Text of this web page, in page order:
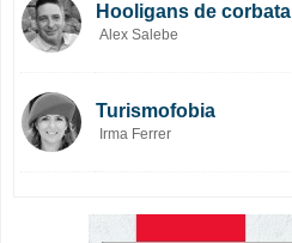
Hooligans de corbata
Alex Salebe
Turismofobia
Irma Ferrer